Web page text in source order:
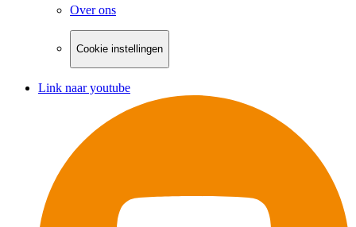
Over ons
Cookie instellingen
Link naar youtube